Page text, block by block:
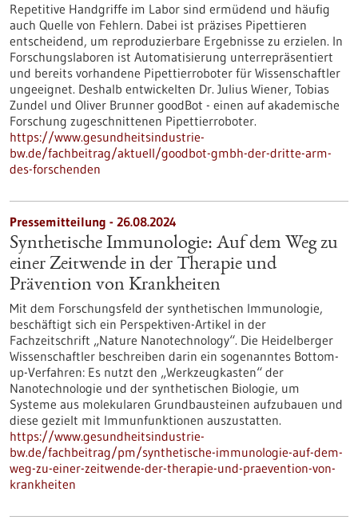
Repetitive Handgriffe im Labor sind ermüdend und häufig
auch Quelle von Fehlern. Dabei ist präzises Pipettieren
entscheidend, um reproduzierbare Ergebnisse zu erzielen. In
Forschungslaboren ist Automatisierung unterrepräsentiert
und bereits vorhandene Pipettierroboter für Wissenschaftler
ungeeignet. Deshalb entwickelten Dr. Julius Wiener, Tobias
Zundel und Oliver Brunner goodBot - einen auf akademische
Forschung zugeschnittenen Pipettierroboter.
https://www.gesundheitsindustrie-
bw.de/fachbeitrag/aktuell/goodbot-gmbh-der-dritte-arm-
des-forschenden
Pressemitteilung - 26.08.2024
Synthetische Immunologie: Auf dem Weg zu
einer Zeitwende in der Therapie und
Prävention von Krankheiten
Mit dem Forschungsfeld der synthetischen Immunologie,
beschäftigt sich ein Perspektiven-Artikel in der
Fachzeitschrift „Nature Nanotechnology“. Die Heidelberger
Wissenschaftler beschreiben darin ein sogenanntes Bottom-
up-Verfahren: Es nutzt den „Werkzeugkasten“ der
Nanotechnologie und der synthetischen Biologie, um
Systeme aus molekularen Grundbausteinen aufzubauen und
diese gezielt mit Immunfunktionen auszustatten.
https://www.gesundheitsindustrie-
bw.de/fachbeitrag/pm/synthetische-immunologie-auf-dem-
weg-zu-einer-zeitwende-der-therapie-und-praevention-von-
krankheiten